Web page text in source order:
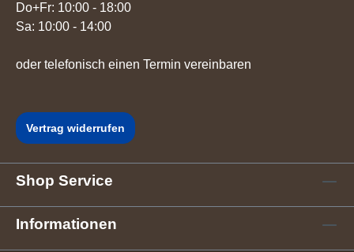
Do+Fr: 10:00 - 18:00
Sa: 10:00 - 14:00
oder telefonisch einen Termin vereinbaren
Vertrag widerrufen
Shop Service
Informationen